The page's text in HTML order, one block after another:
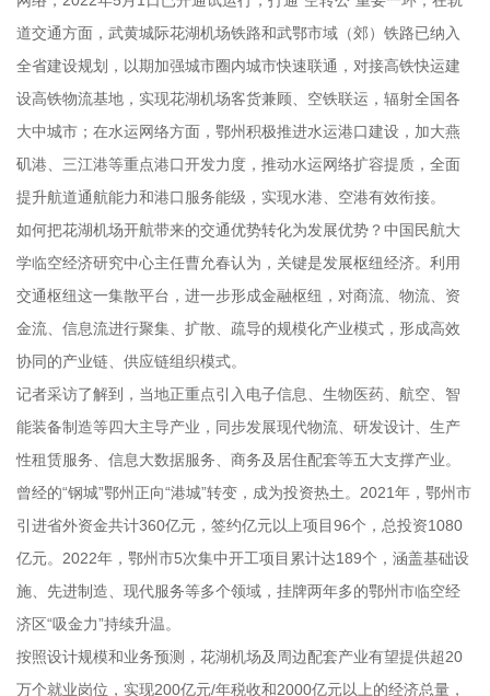
道交通方面，武黄城际花湖机场铁路和武鄂市域（郊）铁路已纳入
全省建设规划，以期加强城市圈内城市快速联通，对接高铁快运建
设高铁物流基地，实现花湖机场客货兼顾、空铁联运，辐射全国各
大中城市；在水运网络方面，鄂州积极推进水运港口建设，加大燕
矶港、三江港等重点港口开发力度，推动水运网络扩容提质，全面
提升航道通航能力和港口服务能级，实现水港、空港有效衔接。
如何把花湖机场开航带来的交通优势转化为发展优势？中国民航大
学临空经济研究中心主任曹允春认为，关键是发展枢纽经济。利用
交通枢纽这一集散平台，进一步形成金融枢纽，对商流、物流、资
金流、信息流进行聚集、扩散、疏导的规模化产业模式，形成高效
协同的产业链、供应链组织模式。
记者采访了解到，当地正重点引入电子信息、生物医药、航空、智
能装备制造等四大主导产业，同步发展现代物流、研发设计、生产
性租赁服务、信息大数据服务、商务及居住配套等五大支撑产业。
曾经的“钢城”鄂州正向“港城”转变，成为投资热土。2021年，鄂州市
引进省外资金共计360亿元，签约亿元以上项目96个，总投资1080
亿元。2022年，鄂州市5次集中开工项目累计达189个，涵盖基础设
施、先进制造、现代服务等多个领域，挂牌两年多的鄂州市临空经
济区“吸金力”持续升温。
按照设计规模和业务预测，花湖机场及周边配套产业有望提供超20
万个就业岗位，实现200亿元/年税收和2000亿元以上的经济总量，